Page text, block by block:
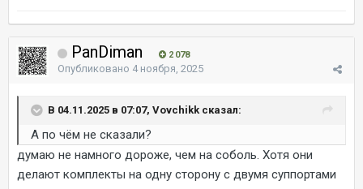
PanDiman 2 078
Опубликовано 4 ноября, 2025
В 04.11.2025 в 07:07, Vovchikk сказал:
А по чём не сказали?
думаю не намного дороже, чем на соболь. Хотя они
делают комплекты на одну сторону с двумя суппортами